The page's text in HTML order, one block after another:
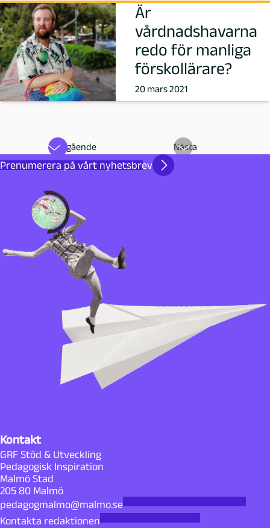
Är
vårdnadshavarna
redo för manliga
förskollärare?
20 mars 2021
Föregående Nästa
Prenumerera på vårt nyhetsbrev
Kontakt
GRF Stöd & Utveckling
Pedagogisk Inspiration
Malmö Stad
205 80 Malmö
pedagogmalmo@malmo.se
Kontakta redaktionen